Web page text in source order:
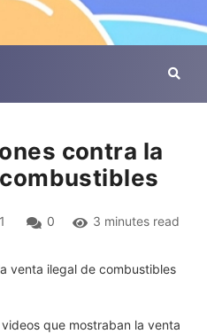
contra la
0 3 minutes read
que mostraban la venta